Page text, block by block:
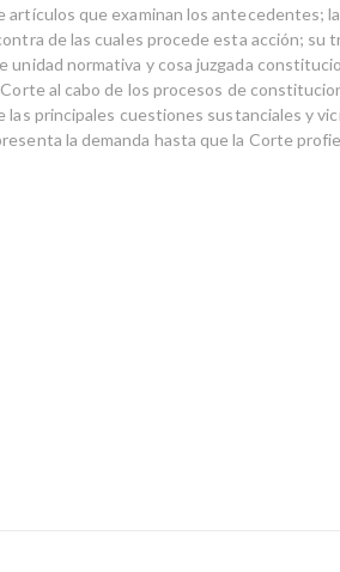
artículos que examinan los antecedentes;
de las cuales procede esta acción; su
unidad normativa y cosa juzgada
al cabo de los procesos de
las principales cuestiones sustanciales y
la demanda hasta que la Corte